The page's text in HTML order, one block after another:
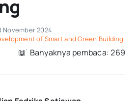
November 2024
of Smart and Green Building
📖 ࣪ Banyaknya pembaca: 269